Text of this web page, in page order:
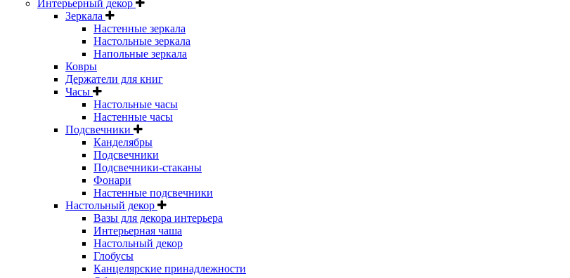
Интерьерный декор
Зеркала
Настенные зеркала
Настольные зеркала
Напольные зеркала
Ковры
Держатели для книг
Часы
Настольные часы
Настенные часы
Подсвечники
Канделябры
Подсвечники
Подсвечники-стаканы
Фонари
Настенные подсвечники
Настольный декор
Вазы для декора интерьера
Интерьерная чаша
Настольный декор
Глобусы
Канцелярские принадлежности